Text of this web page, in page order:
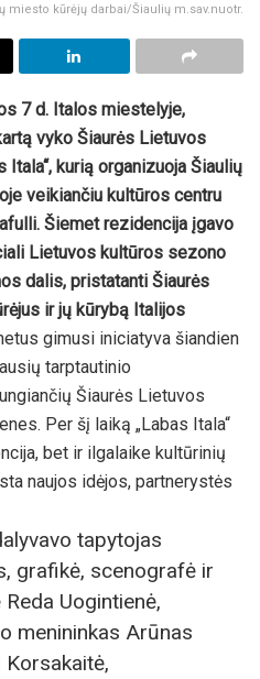
miesto kūrėjų darbai/Šiaulių m.sav.nuotr.
7 d. Italos miestelyje,
vyko Šiaurės Lietuvos
Itala“, kurią organizuoja Šiaulių
veikiančiu kultūros centru
Šiemet rezidencija įgavo
Lietuvos kultūros sezono
dalis, pristatanti Šiaurės
ir jų kūrybą Italijos
gimusi iniciatyva šiandien
tarptautinio
Šiaurės Lietuvos
Per šį laiką „Labas Itala“
bet ir ilgalaike kultūrinių
naujos idėjos, partnerystės
tapytojas
grafikė, scenografė ir
Uogintienė,
menininkas Arūnas